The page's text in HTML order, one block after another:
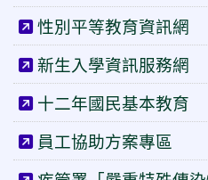
性別平等教育資訊網
新生入學資訊服務網
十二年國民基本教育
員工協助方案專區